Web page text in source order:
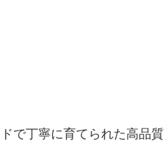
で丁寧に育てられた高品質